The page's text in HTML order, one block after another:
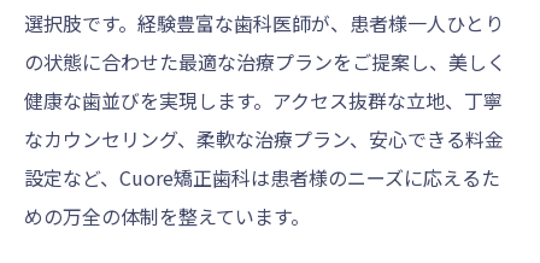
選択肢です。経験豊富な歯科医師が、患者様一人ひとり
の状態に合わせた最適な治療プランをご提案し、美しく
健康な歯並びを実現します。アクセス抜群な立地、丁寧
なカウンセリング、柔軟な治療プラン、安心できる料金
設定など、Cuore矯正歯科は患者様のニーズに応えるた
めの万全の体制を整えています。